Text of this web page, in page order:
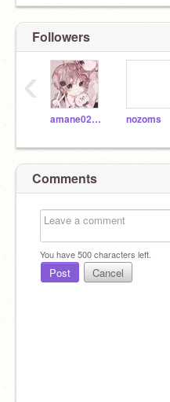
Followers
amane02150211 nozoms
‹
Comments
You have500characters left.
Post Cancel